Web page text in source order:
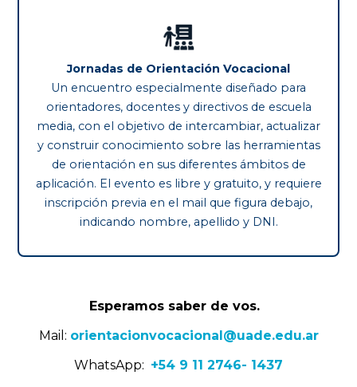
Jornadas de Orientación Vocacional
Un encuentro especialmente diseñado para
orientadores, docentes y directivos de escuela
media, con el objetivo de intercambiar, actualizar
y construir conocimiento sobre las herramientas
de orientación en sus diferentes ámbitos de
aplicación. El evento es libre y gratuito, y requiere
inscripción previa en el mail que figura debajo,
indicando nombre, apellido y DNI.
Esperamos saber de vos.
Mail: orientacionvocacional@uade.edu.ar
WhatsApp: +54 9 11 2746- 1437